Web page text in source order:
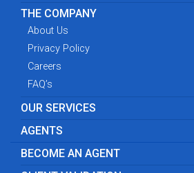
THE COMPANY
About Us
Privacy Policy
Careers
FAQ’s
OUR SERVICES
AGENTS
BECOME AN AGENT